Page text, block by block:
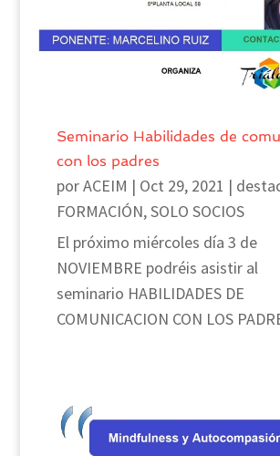
Seminario Habilidades de
con los padres
porACEIM | Oct 29, 2021 |
FORMACIÓN,SOLO SOCIOS
El próximo miércoles día 3 de
NOVIEMBRE podréis asistir al
seminario HABILIDADES DE
COMUNICACION CON LOS